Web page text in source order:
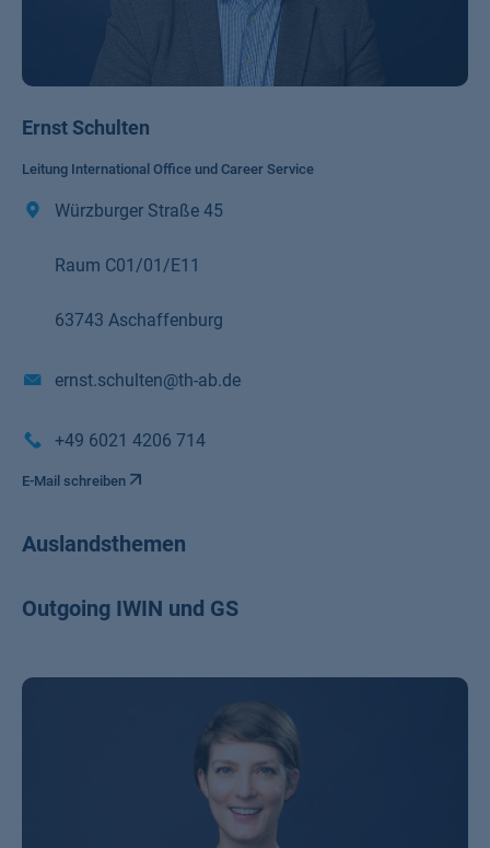
Ernst Schulten
Leitung International Office und Career Service
Würzburger Straße 45
Raum C01/01/E11
63743 Aschaffenburg
ernst.schulten@th-ab.de
+49 6021 4206 714
E-Mail schreiben
Auslandsthemen
Outgoing IWIN und GS